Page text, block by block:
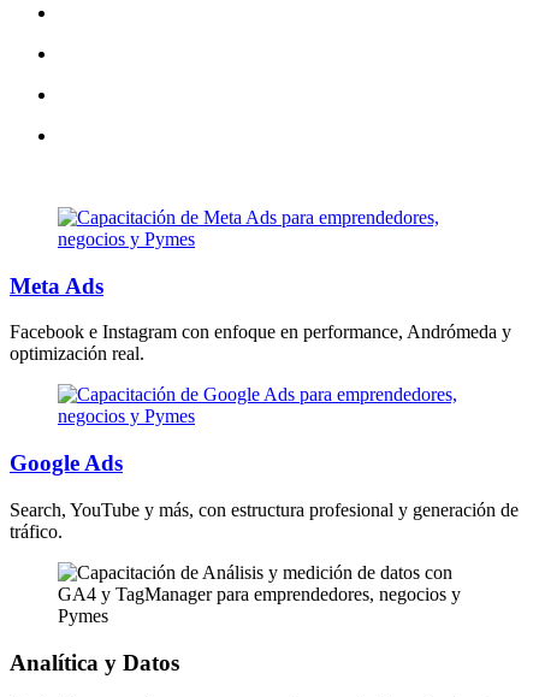
Meta Ads
Facebook e Instagram con enfoque en performance, Andrómeda y
optimización real.
Google Ads
Search, YouTube y más, con estructura profesional y generación de
tráfico.
Analítica y Datos